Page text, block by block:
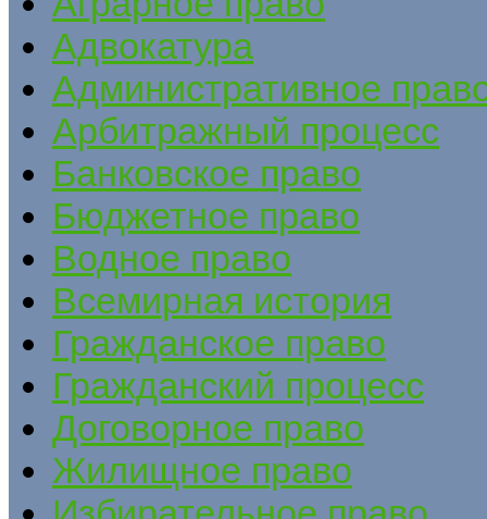
Адвокатура
Административное
Арбитражный процесс
Банковское право
Бюджетное право
Водное право
Всемирная история
Гражданское право
Гражданский процесс
Договорное право
Жилищное право